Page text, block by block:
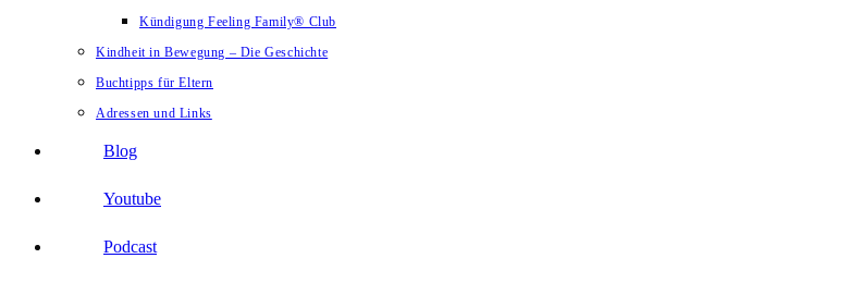
Kündigung Feeling Family® Club
Kindheit in Bewegung – Die Geschichte
Buchtipps für Eltern
Adressen und Links
Blog
Youtube
Podcast